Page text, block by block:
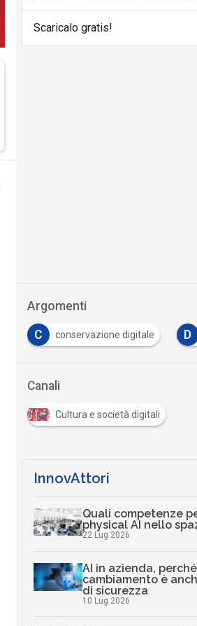
Scaricalo gratis!
Argomenti
C conservazione digitale D
Canali
Cultura e società digitali
InnovAttori
Quali competenze
physical AI nello
22 Lug 2026
AI in azienda,
cambiamento è
di sicurezza
10 Lug 2026